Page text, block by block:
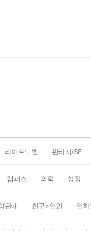
라이트노벨 판타지/SF
캠퍼스 의학 성장
관계 친구>연인 연